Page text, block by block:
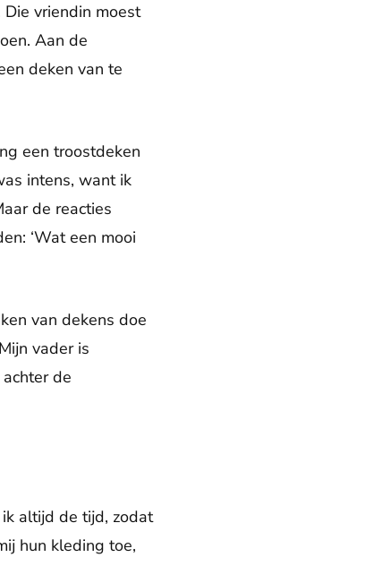
vriendin moest
Aan de
deken van te
een troostdeken
intens, want ik
de reacties
‘Wat een mooi
van dekens doe
vader is
de
ik altijd de tijd, zodat
hun kleding toe,